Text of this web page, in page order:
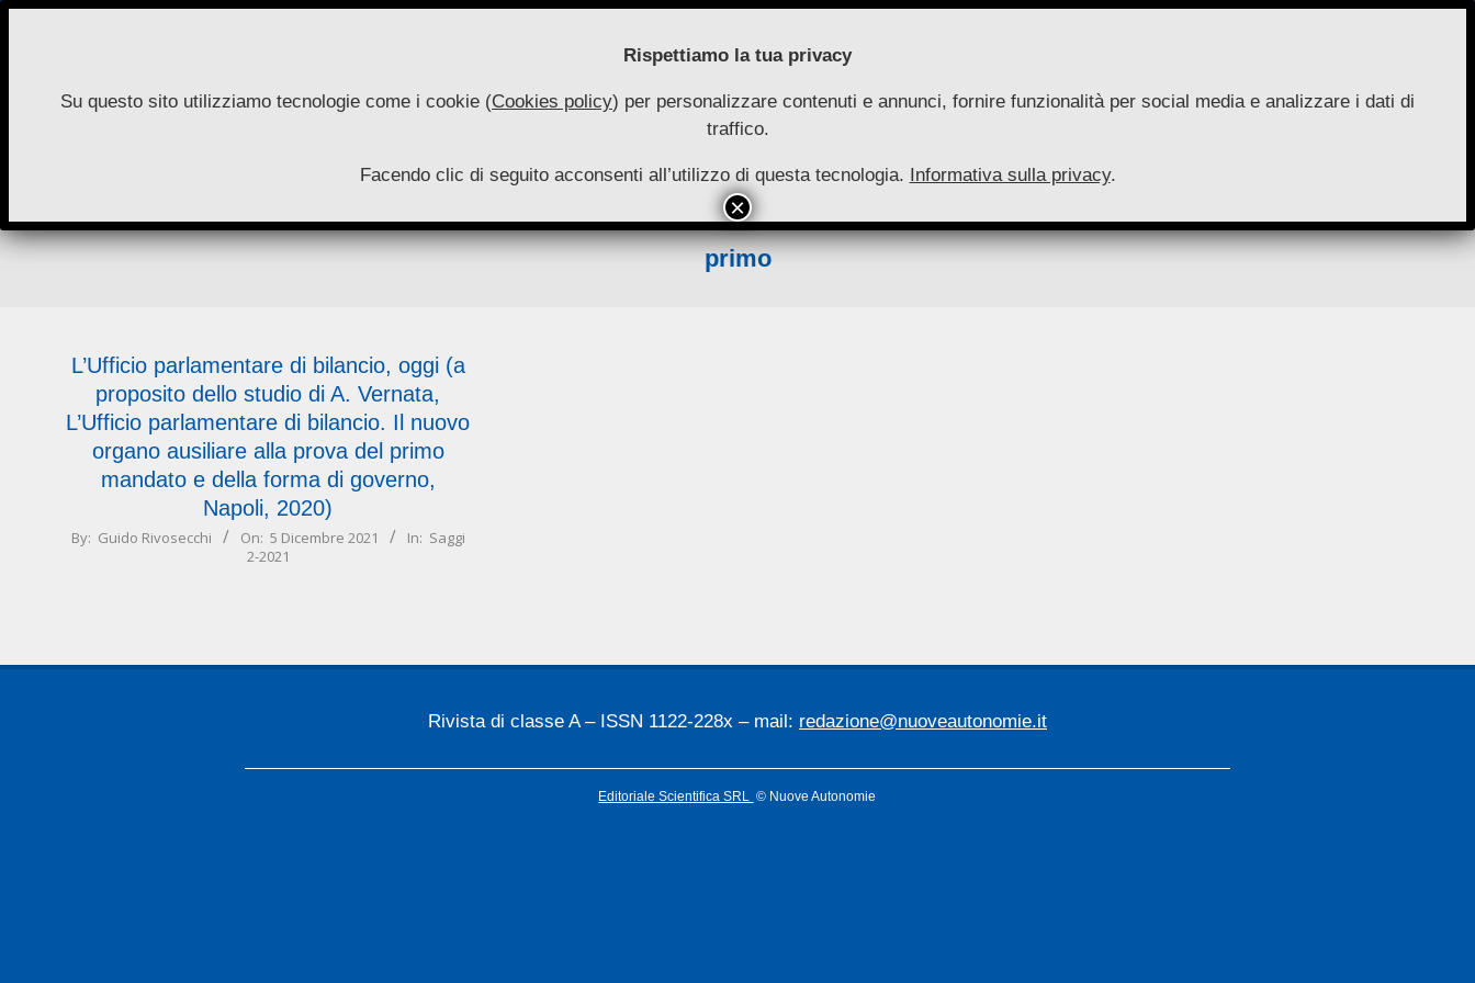
Skip
Autonomie
Primary
Navigation
Menu
COLLANA ARCHIVIO
primo
L’Ufficio parlamentare di bilancio, oggi (a
proposito dello studio di A. Vernata,
L’Ufficio parlamentare di bilancio. Il nuovo
organo ausiliare alla prova del primo
mandato e della forma di governo,
Napoli, 2020)
2021-
By: Guido Rivosecchi On: 5 Dicembre 2021 In: Saggi
2-2021
Rivista di classe A – ISSN 1122-228x – mail: redazione@nuoveautonomie.it
Editoriale Scientifica SRL © Nuove Autonomie
Rispettiamo la tua privacy
Su questo sito utilizziamo tecnologie come i cookie (Cookies policy) per personalizzare contenuti e annunci, fornire funzionalità per social media e analizzare i dati di
traffico.
Facendo clic di seguito acconsenti all’utilizzo di questa tecnologia. Informativa sulla privacy.